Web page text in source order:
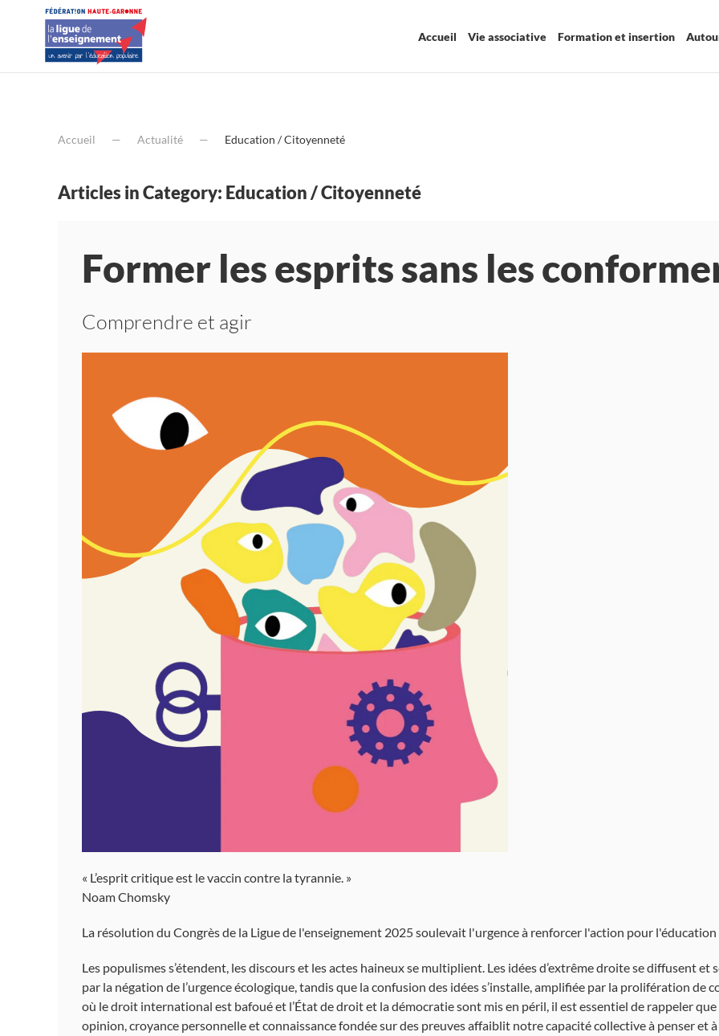
Accueil Vie associative Formation et insertion
Accueil Actualité Education / Citoyenneté
Articles in Category: Education / Citoyenneté
Former les esprits sans les
Comprendre et agir
« L’esprit critique est le vaccin contre la tyrannie. »
Noam Chomsky
La résolution du Congrès de la Ligue de l'enseignement 2025 soulevait l'urgence à renforcer l'action pour
Les populismes s’étendent, les discours et les actes haineux se multiplient. Les idées d’extrême droite se diffusent et
par la négation de l’urgence écologique, tandis que la confusion des idées s’installe, amplifiée par la prolifération de
où le droit international est bafoué et l’État de droit et la démocratie sont mis en péril, il est essentiel de rappeler
opinion, croyance personnelle et connaissance fondée sur des preuves affaiblit notre capacité collective à penser et à